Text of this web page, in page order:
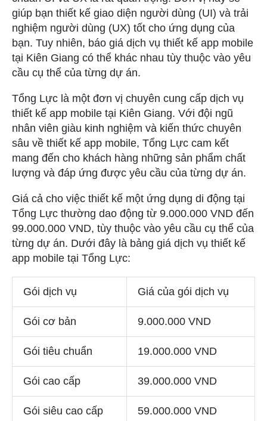
giúp bạn thiết kế giao diện người dùng (UI) và trải
nghiệm người dùng (UX) tốt cho ứng dụng của
bạn. Tuy nhiên, báo giá dịch vụ thiết kế app mobile
tại Kiên Giang có thể khác nhau tùy thuộc vào yêu
cầu cụ thể của từng dự án.
Tổng Lực là một đơn vị chuyên cung cấp dịch vụ
thiết kế app mobile tại Kiên Giang. Với đội ngũ
nhân viên giàu kinh nghiệm và kiến thức chuyên
sâu về thiết kế app mobile, Tổng Lực cam kết
mang đến cho khách hàng những sản phẩm chất
lượng và đáp ứng được yêu cầu của từng dự án.
Giá cả cho việc thiết kế một ứng dụng di động tại
Tổng Lực thường dao động từ 9.000.000 VND đến
99.000.000 VND, tùy thuộc vào yêu cầu cụ thể của
từng dự án. Dưới đây là bảng giá dịch vụ thiết kế
app mobile tại Tổng Lực:
Gói dịch vụ Giá của gói dịch vụ
Gói cơ bản 9.000.000 VND
Gói tiêu chuẩn 19.000.000 VND
Gói cao cấp 39.000.000 VND
Gói siêu cao cấp 59.000.000 VND